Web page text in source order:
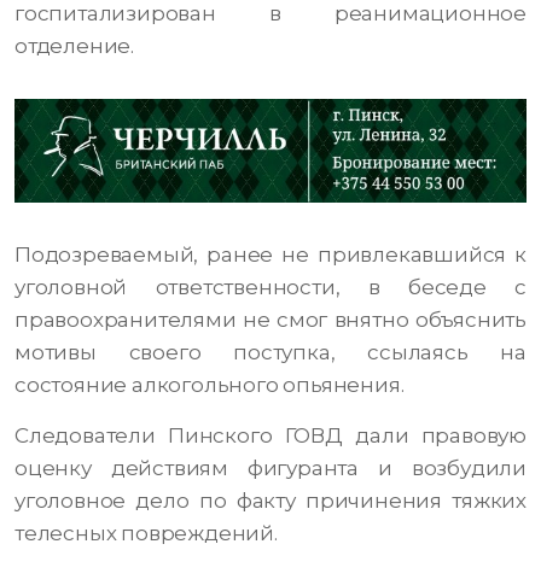
госпитализирован в реанимационное
отделение.
Подозреваемый, ранее не привлекавшийся к
уголовной ответственности, в беседе с
правоохранителями не смог внятно объяснить
мотивы своего поступка, ссылаясь на
состояние алкогольного опьянения.
Следователи Пинского ГОВД дали правовую
оценку действиям фигуранта и возбудили
уголовное дело по факту причинения тяжких
телесных повреждений.